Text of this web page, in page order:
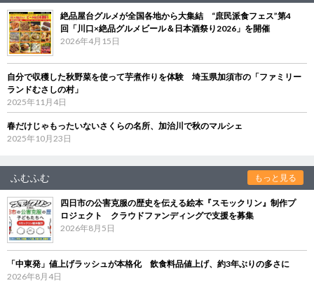
絶品屋台グルメが全国各地から大集結 “庶民派食フェス”第4
回「川口×絶品グルメビール＆日本酒祭り2026」を開催
2026年4月15日
自分で収穫した秋野菜を使って芋煮作りを体験 埼玉県加須市の「ファミリー
ランドむさしの村」
2025年11月4日
春だけじゃもったいないさくらの名所、加治川で秋のマルシェ
2025年10月23日
ふむふむ もっと見る
四日市の公害克服の歴史を伝える絵本『スモックリン』制作プ
ロジェクト クラウドファンディングで支援を募集
2026年8月5日
「中東発」値上げラッシュが本格化 飲食料品値上げ、約3年ぶりの多さに
2026年8月4日